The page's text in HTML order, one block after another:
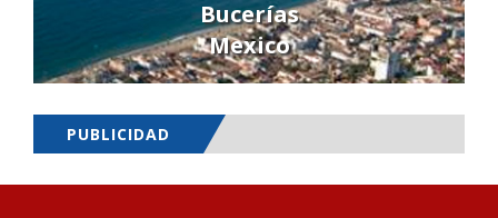
Bucerías
Mexico
PUBLICIDAD